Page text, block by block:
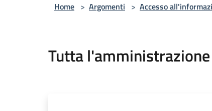
Home > Argomenti > Accesso
Tutta